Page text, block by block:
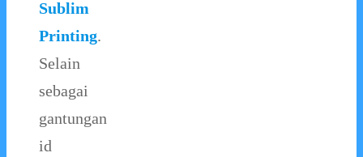
Sublim
Printing.
Selain
sebagai
gantungan
id